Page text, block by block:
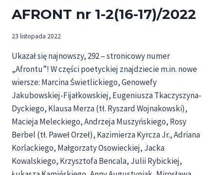
AFRONT nr 1-2(16-17)/2022
23 listopada 2022
Ukazał się najnowszy, 292 – stronicowy numer
„Afrontu”! W części poetyckiej znajdziecie m.in. nowe
wiersze: Marcina Świetlickiego, Genowefy
Jakubowskiej-Fijałkowskiej, Eugeniusza Tkaczyszyna-
Dyckiego, Klausa Merza (tł. Ryszard Wojnakowski),
Macieja Meleckiego, Andrzeja Muszyńskiego, Rosy
Berbel (tł. Paweł Orzeł), Kazimierza Kyrcza Jr., Adriana
Korlackiego, Małgorzaty Osowieckiej, Jacka
Kowalskiego, Krzysztofa Bencala, Julii Rybickiej,